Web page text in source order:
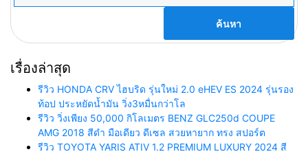
เรื่องล่าสุด
รีวิว HONDA CRV ไฮบริด รุ่นใหม่ 2.0 eHEV ES 2024 รุ่นรอง
ท้อป ประหยัดน้ำมัน วิ่ง3หมื่นกว่าโล
รีวิว วิ่งเพียง 50,000 กิโลเมตร BENZ GLC250d COUPE
AMG 2018 สีดำ มือเดียว ดีเซล สวยหายาก ทรง สปอร์ต
รีวิว TOYOTA YARIS ATIV 1.2 PREMIUM LUXURY 2024 สี